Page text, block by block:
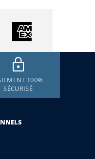
100%
SÉCURISÉ